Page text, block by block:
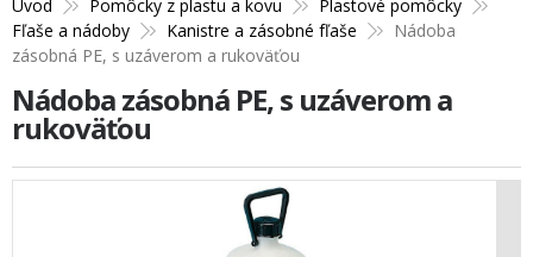
Úvod Pomôcky z plastu a kovu
Plastové pomôcky
Fľaše a nádoby
Kanistre a zásobné fľaše
Nádoba
zásobná PE, s uzáverom a rukoväťou
Nádoba zásobná PE, s uzáverom a
rukoväťou